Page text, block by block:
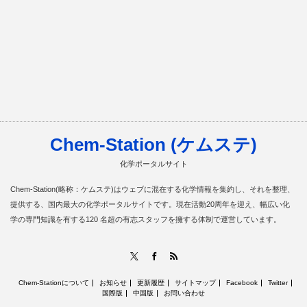
Chem-Station (ケムステ)
化学ポータルサイト
Chem-Station(略称：ケムステ)はウェブに混在する化学情報を集約し、それを整理、
提供する、国内最大の化学ポータルサイトです。現在活動20周年を迎え、幅広い化
学の専門知識を有する120 名超の有志スタッフを擁する体制で運営しています。
Facebook
Chem-Stationについて お知らせ 更新履歴 サイトマップ Facebook
Twitter
国際版
中国版 お問い合わせ